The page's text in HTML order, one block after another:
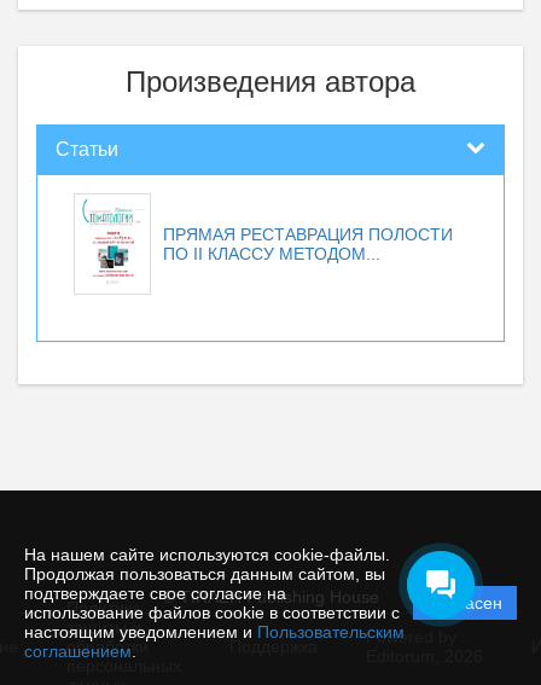
На нашем сайте используются cookie-файлы.
Продолжая пользоваться данным сайтом, вы
подтверждаете свое согласие на
использование файлов cookie в соответствии с
настоящим уведомлением и Пользовательским
соглашением
Согласен
Произведения автора
Статьи
ПРЯМАЯ РЕСТАВРАЦИЯ ПОЛОСТИ
ПО II КЛАССУ МЕТОДОМ...
© TIRAZH Publishing House
Политика
защиты и
обработки
Powered by